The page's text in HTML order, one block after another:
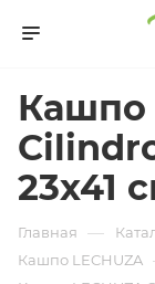
Кашпо
23х41
Главная —
Кашпо LECHUZA